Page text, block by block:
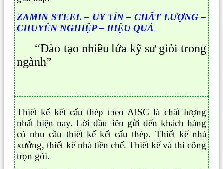
ZAMIN STEEL – UY TÍN – CHẤT LƯỢNG –
CHUYÊN NGHIỆP – HIỆU QUẢ
“Đào tạo nhiều lứa kỹ sư giỏi trong
ngành”
Thiết kế kết cấu thép theo AISC là chất lượng
nhất hiện nay. Lời đầu tiên gửi đến khách hàng
có nhu cầu thiết kế kết cấu thép. Thiết kế nhà
xưởng, thiết kế nhà tiền chế. Thiết kế và thi công
trọn gói.